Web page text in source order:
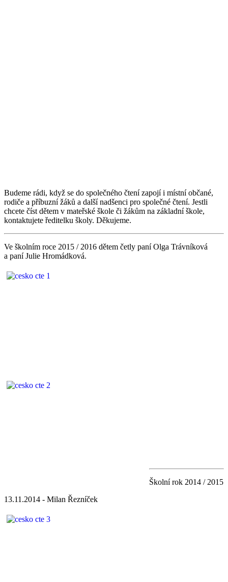
Budeme rádi, když se do společného čtení zapojí i místní občané,
rodiče a příbuzní žáků a další nadšenci pro společné čtení. Jestli
chcete číst dětem v mateřské škole či žákům na základní škole,
kontaktujete ředitelku školy. Děkujeme.
Ve školním roce 2015 / 2016 dětem četly paní Olga Trávníková
a paní Julie Hromádková.
Školní rok 2014 / 2015
13.11.2014 - Milan Řezníček